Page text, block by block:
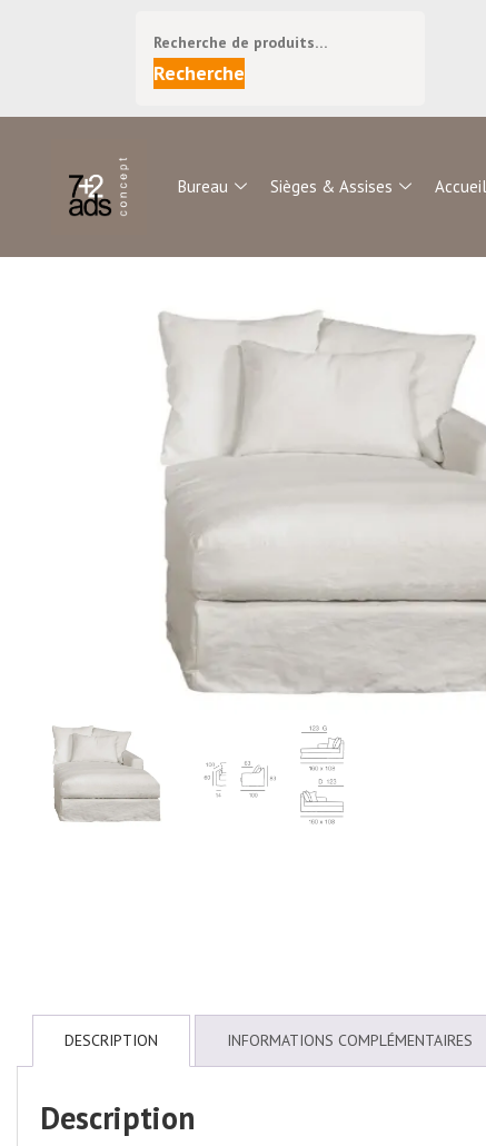
Recherche
Bureau Sièges & Assises
DESCRIPTION INFORMATIONS COMPLÉMENTAIRES
Description